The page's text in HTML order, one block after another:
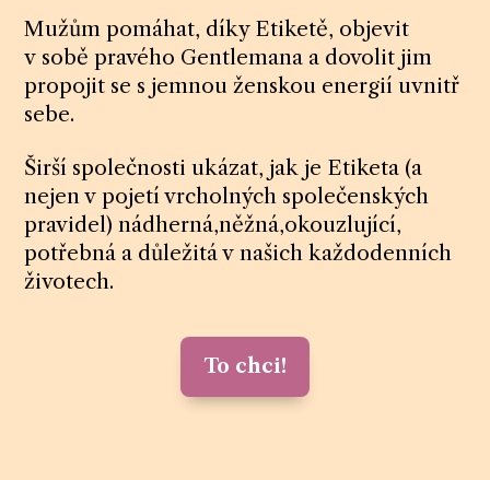
Mužům pomáhat, díky Etiketě, objevit
v sobě pravého Gentlemana a dovolit jim
propojit se s jemnou ženskou energií uvnitř
sebe.
Širší společnosti ukázat, jak je Etiketa (a
nejen v pojetí vrcholných společenských
pravidel) nádherná,něžná,okouzlující,
potřebná a důležitá v našich každodenních
životech.
To chci!